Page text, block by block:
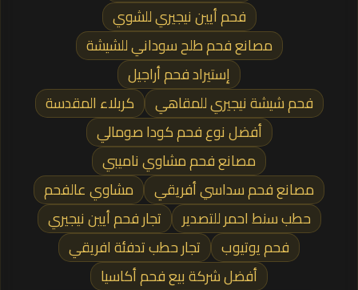
فحم أيين نيجيري للشوي
مصانع فحم طلح سوداني للشيشة
إستيراد فحم أراجيل
فحم شيشة نيجيري للمقاهي
كربلاء المقدسة
أفضل نوع فحم كودا صومالي
مصانع فحم مشاوي ناميبي
مصانع فحم سداسي أفريقي
مشاوي عالفحم
حطب سنط احمر للتصدير
تجار فحم أيين نيجيري
فحم يوتيوب
تجار حطب تدفئة افريقي
أفضل شركة بيع فحم أكاسيا